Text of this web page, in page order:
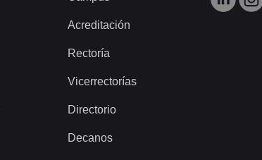
Acreditación
Rectoría
Vicerrectorías
Directorio
Decanos